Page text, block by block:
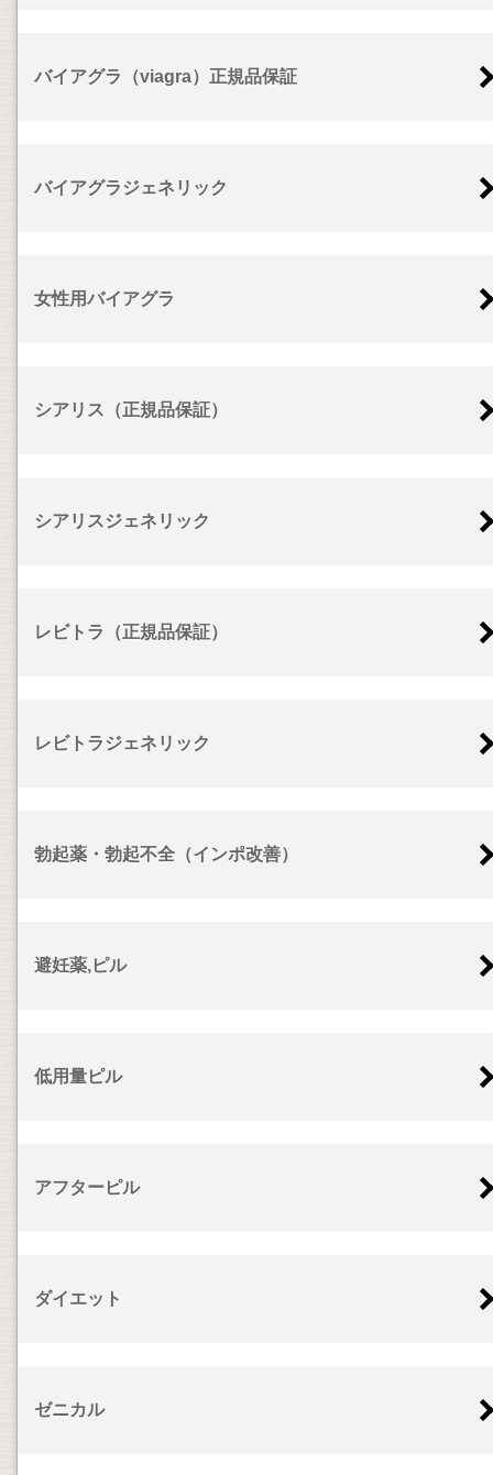
バイアグラ（viagra）正規品保証
バイアグラジェネリック
女性用バイアグラ
シアリス（正規品保証）
シアリスジェネリック
レビトラ（正規品保証）
レビトラジェネリック
勃起薬・勃起不全（インポ改善）
避妊薬,ピル
低用量ピル
アフターピル
ダイエット
ゼニカル